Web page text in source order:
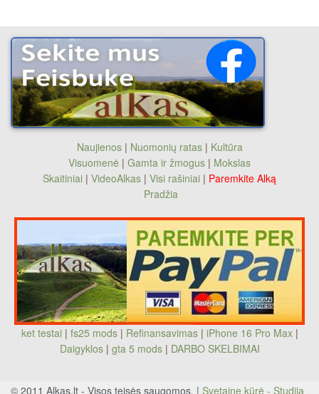
Naujienos| Nuomonių ratas| Kultūra
Visuomenė | Gamta ir žmogus | Mokslas
Skaitiniai | VideoAlkas | Visi rašiniai | Paremkite Alką
Pradžia
ket testai | fs25 mods| Refinansavimas| iPhone 16 Pro Max|
Daigyklos| gta 5 mods | DARBO SKELBIMAI
© 2011 Alkas.lt - Visos teisės saugomos. | Svetainę kūrė - Studija